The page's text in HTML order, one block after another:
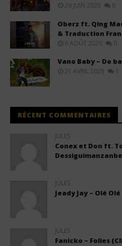
29 JUIN 2025 0
Oberz ft. Qing
& Traduction
6 AOÛT 2026 0
Vano Baby – Do
21 AVRIL 2025 1
RÉCENT COMMENTAIRES
JULES
Conex et Don ft.
JULES
Jeady Jay – Olé
JULES
Fanicko – Folies